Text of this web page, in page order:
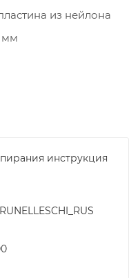
из нейлона
мм
ЦАМа (2шт)
инструкция